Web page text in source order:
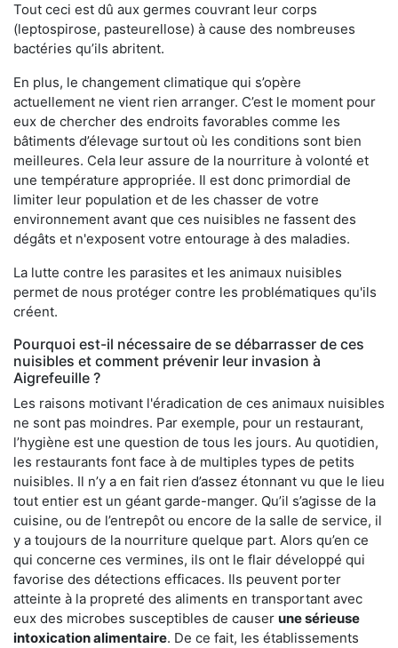
Tout ceci est dû aux germes couvrant leur corps
(leptospirose, pasteurellose) à cause des nombreuses
bactéries qu’ils abritent.
En plus, le changement climatique qui s’opère
actuellement ne vient rien arranger. C’est le moment pour
eux de chercher des endroits favorables comme les
bâtiments d’élevage surtout où les conditions sont bien
meilleures. Cela leur assure de la nourriture à volonté et
une température appropriée. Il est donc primordial de
limiter leur population et de les chasser de votre
environnement avant que ces nuisibles ne fassent des
dégâts et n'exposent votre entourage à des maladies.
La lutte contre les parasites et les animaux nuisibles
permet de nous protéger contre les problématiques qu'ils
créent.
Pourquoi est-il nécessaire de se débarrasser de ces
nuisibles et comment prévenir leur invasion à
Aigrefeuille ?
Les raisons motivant l'éradication de ces animaux nuisibles
ne sont pas moindres. Par exemple, pour un restaurant,
l’hygiène est une question de tous les jours. Au quotidien,
les restaurants font face à de multiples types de petits
nuisibles. Il n’y a en fait rien d’assez étonnant vu que le lieu
tout entier est un géant garde-manger. Qu’il s’agisse de la
cuisine, ou de l’entrepôt ou encore de la salle de service, il
y a toujours de la nourriture quelque part. Alors qu’en ce
qui concerne ces vermines, ils ont le flair développé qui
favorise des détections efficaces. Ils peuvent porter
atteinte à la propreté des aliments en transportant avec
eux des microbes susceptibles de causer une sérieuse
intoxication alimentaire. De ce fait, les établissements